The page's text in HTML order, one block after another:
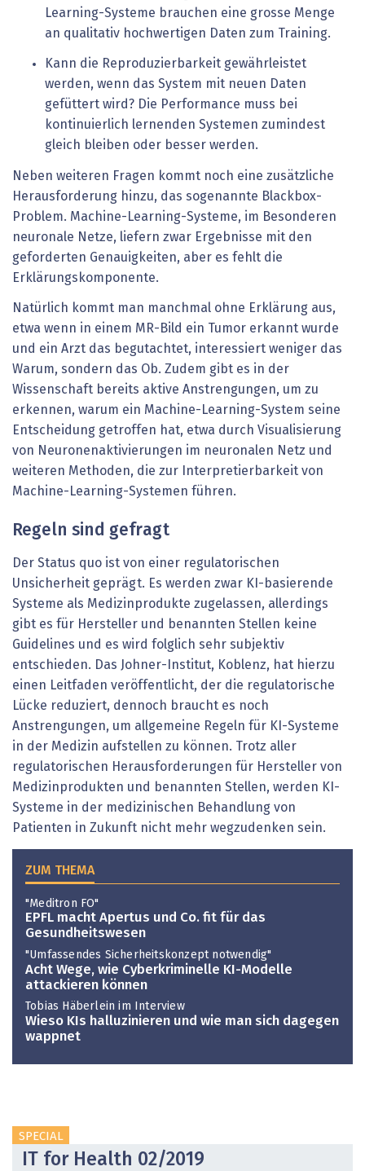
Learning-Systeme brauchen eine grosse Menge
an qualitativ hochwertigen Daten zum Training.
Kann die Reproduzierbarkeit gewährleistet
werden, wenn das System mit neuen Daten
gefüttert wird? Die Performance muss bei
kontinuierlich lernenden Systemen zumindest
gleich bleiben oder besser werden.
Neben weiteren Fragen kommt noch eine zusätzliche
Herausforderung hinzu, das sogenannte Blackbox-
Problem. Machine-Learning-Systeme, im Besonderen
neuronale Netze, liefern zwar Ergebnisse mit den
geforderten Genauigkeiten, aber es fehlt die
Erklärungskomponente.
Natürlich kommt man manchmal ohne Erklärung aus,
etwa wenn in einem MR-Bild ein Tumor erkannt wurde
und ein Arzt das begutachtet, interessiert weniger das
Warum, sondern das Ob. Zudem gibt es in der
Wissenschaft bereits aktive Anstrengungen, um zu
erkennen, warum ein Machine-Learning-System seine
Entscheidung getroffen hat, etwa durch Visualisierung
von Neuronenaktivierungen im neuronalen Netz und
weiteren Methoden, die zur Interpretierbarkeit von
Machine-Learning-Systemen führen.
Regeln sind gefragt
Der Status quo ist von einer regulatorischen
Unsicherheit geprägt. Es werden zwar KI-basierende
Systeme als Medizinprodukte zugelassen, allerdings
gibt es für Hersteller und benannten Stellen keine
Guidelines und es wird folglich sehr subjektiv
entschieden. Das Johner-Institut, Koblenz, hat hierzu
einen Leitfaden veröffentlicht, der die regulatorische
Lücke reduziert, dennoch braucht es noch
Anstrengungen, um allgemeine Regeln für KI-Systeme
in der Medizin aufstellen zu können. Trotz aller
regulatorischen Herausforderungen für Hersteller von
Medizinprodukten und benannten Stellen, werden KI-
Systeme in der medizinischen Behandlung von
Patienten in Zukunft nicht mehr wegzudenken sein.
ZUM THEMA
"Meditron FO"
EPFL macht Apertus und Co. fit für das
Gesundheitswesen
"Umfassendes Sicherheitskonzept notwendig"
Acht Wege, wie Cyberkriminelle KI-Modelle
attackieren können
Tobias Häberlein im Interview
Wieso KIs halluzinieren und wie man sich dagegen
wappnet
SPECIAL
IT for Health 02/2019